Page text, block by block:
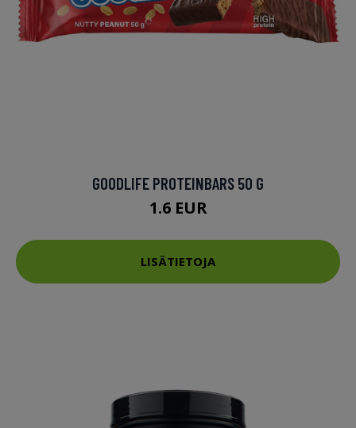
GOODLIFE PROTEINBARS 50 G
1.6 EUR
LISÄTIETOJA